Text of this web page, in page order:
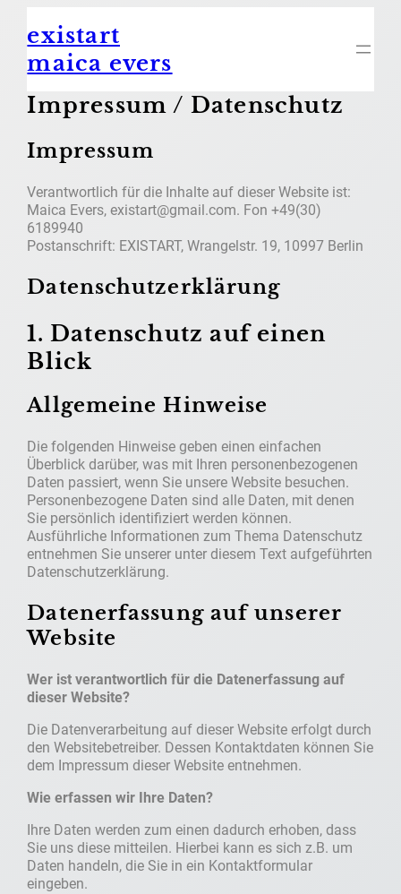
Inhalt
springen
existart
maica evers
Impressum / Datenschutz
Impressum
Verantwortlich für die Inhalte auf dieser Website ist:
Maica Evers, existart@gmail.com. Fon +49(30)
6189940
Postanschrift: EXISTART, Wrangelstr. 19, 10997 Berlin
Datenschutzerklärung
1. Datenschutz auf einen
Blick
Allgemeine Hinweise
Die folgenden Hinweise geben einen einfachen
Überblick darüber, was mit Ihren personenbezogenen
Daten passiert, wenn Sie unsere Website besuchen.
Personenbezogene Daten sind alle Daten, mit denen
Sie persönlich identifiziert werden können.
Ausführliche Informationen zum Thema Datenschutz
entnehmen Sie unserer unter diesem Text aufgeführten
Datenschutzerklärung.
Datenerfassung auf unserer
Website
Wer ist verantwortlich für die Datenerfassung auf
dieser Website?
Die Datenverarbeitung auf dieser Website erfolgt durch
den Websitebetreiber. Dessen Kontaktdaten können Sie
dem Impressum dieser Website entnehmen.
Wie erfassen wir Ihre Daten?
Ihre Daten werden zum einen dadurch erhoben, dass
Sie uns diese mitteilen. Hierbei kann es sich z.B. um
Daten handeln, die Sie in ein Kontaktformular
eingeben.